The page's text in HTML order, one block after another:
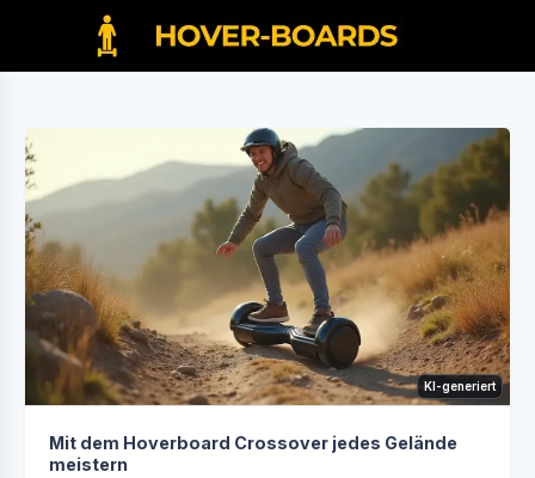
KI-generiert
Mit dem Hoverboard Crossover jedes Gelände
meistern